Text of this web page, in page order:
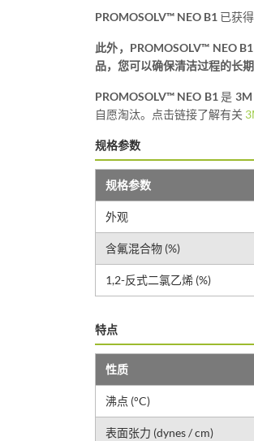
PROMOSOLV™ NEO B1 已获
此外，PROMOSOLV™ NEO
品，您可以确保清洁过程的长
PROMOSOLV™ NEO B1 是 3M
自愿淘汰。点击链接了解有关
规格参数
规格参数
外观
含氟混合物 (%)
1,2-反式二氯乙烯 (%)
特点
性质
沸点 (°C)
表面张力 (dynes / cm)